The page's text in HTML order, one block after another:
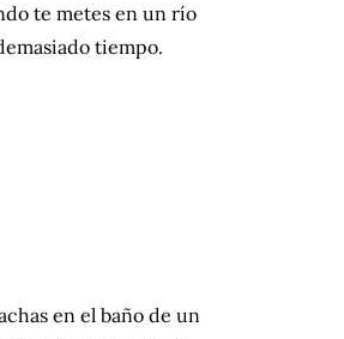
te metes en un río
tiempo.
en el baño de un